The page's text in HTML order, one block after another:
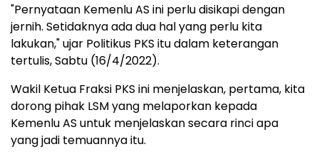
"Pernyataan Kemenlu AS ini perlu disikapi dengan
jernih. Setidaknya ada dua hal yang perlu kita
lakukan," ujar Politikus PKS itu dalam keterangan
tertulis, Sabtu (16/4/2022).
Wakil Ketua Fraksi PKS ini menjelaskan, pertama, kita
dorong pihak LSM yang melaporkan kepada
Kemenlu AS untuk menjelaskan secara rinci apa
yang jadi temuannya itu.